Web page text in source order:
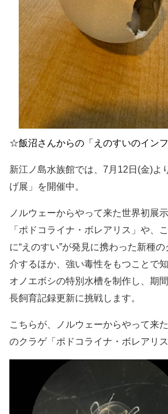
☆飯沼さんからの「 えのすいのイン
新江ノ島水族館では、 7 月 12 日 (金)よ
げ展」を開催中。
ノルウェーからやって来た世界初展
「ポドコライナ・ボレアリス」や、
に“えのすい”が発見に携わった新種
介するほか、強い毒性をもつことで
オノエボシの特別水槽を制作し、期
長飼育記録更新に挑戦します。
こちらが、ノルウェーからやって来
のクラゲ「ポドコライナ・ボレアリス